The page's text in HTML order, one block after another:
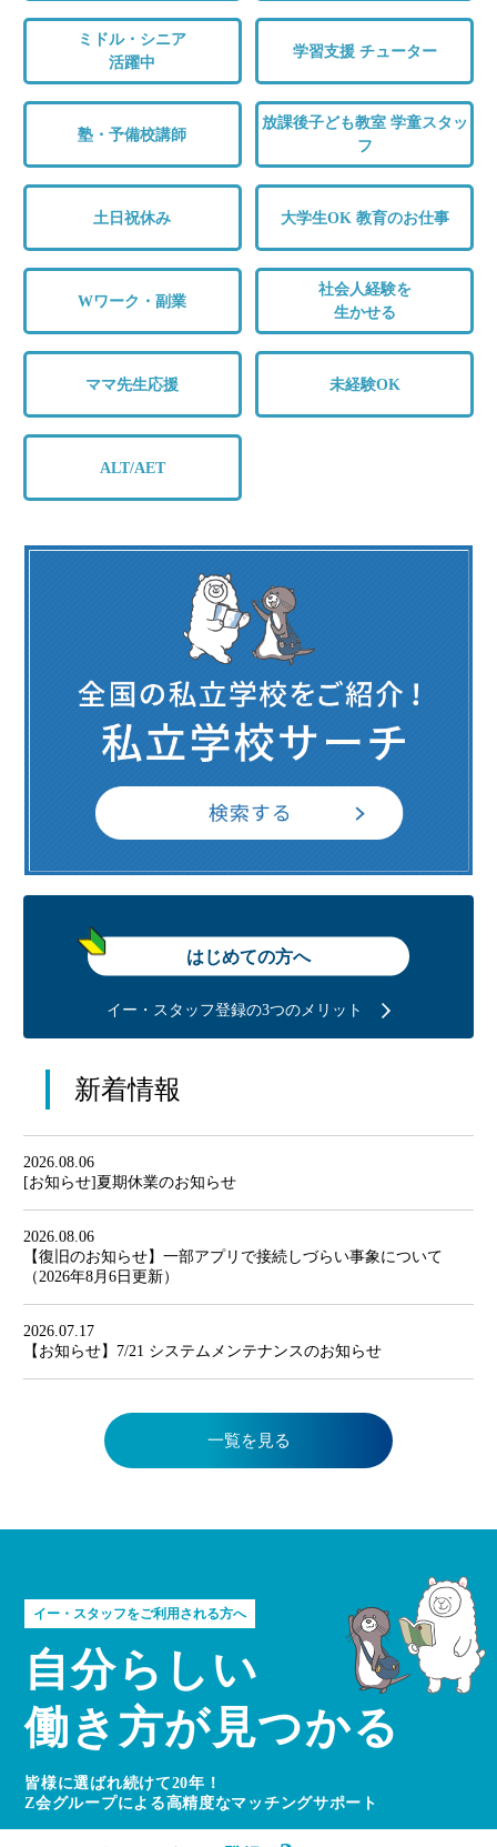
ミドル・シニア
活躍中
学習支援 チューター
塾・予備校講師
放課後子ども教室 学童スタッ
フ
土日祝休み 大学生OK 教育のお仕事
Wワーク・副業
社会人経験を
生かせる
ママ先生応援 未経験OK
ALT/AET
はじめての方へ
イー・スタッフ登録の3つのメリット
新着情報
2026.08.06
[お知らせ]夏期休業のお知らせ
2026.08.06
【復旧のお知らせ】一部アプリで接続しづらい事象について
（2026年8月6日更新）
2026.07.17
【お知らせ】7/21 システムメンテナンスのお知らせ
一覧を見る
イー・スタッフをご利用される方へ
自分らしい
働き方が見つかる
皆様に選ばれ続けて20年！
Z会グループによる高精度なマッチングサポート